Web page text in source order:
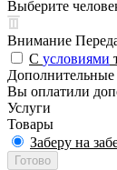
Выберите
Внимание
С условиями
Дополнительные
Вы оплатили
Услуги
Товары
Заберу на
Готово